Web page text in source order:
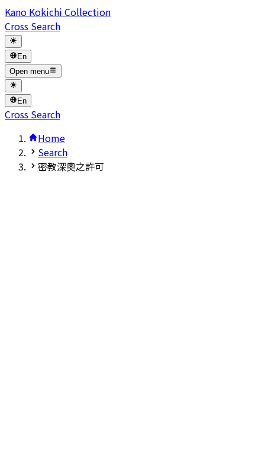
Kano Kokichi Collection
Cross Search
En
Open menu
En
Cross Search
Home
Search
密教深奧之許可